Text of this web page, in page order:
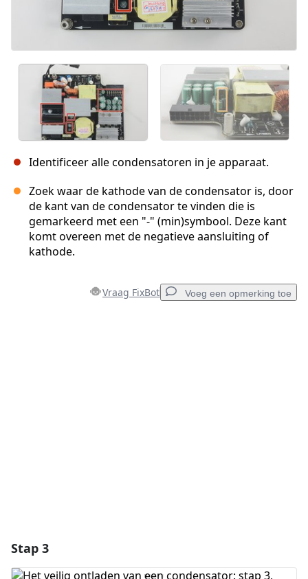
Identificeer alle condensatoren in je apparaat.
Zoek waar de kathode van de condensator is, door
de kant van de condensator te vinden die is
gemarkeerd met een "-" (min)symbool. Deze kant
komt overeen met de negatieve aansluiting of
kathode.
Vraag FixBot Voeg een opmerking toe
Stap 3